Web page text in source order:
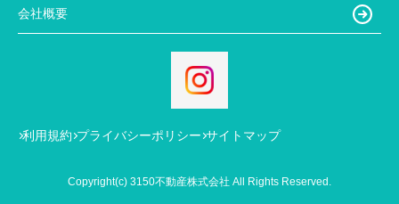
会社概要
利用規約 プライバシーポリシー サイトマップ
Copyright(c) 3150不動産株式会社 All Rights Reserved.